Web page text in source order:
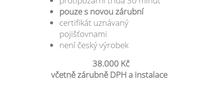
pouze s novou zárubní
certifikát uznávaný
pojišťovnami
není český výrobek
38.000 Kč
včetně zárubně DPH a instalace